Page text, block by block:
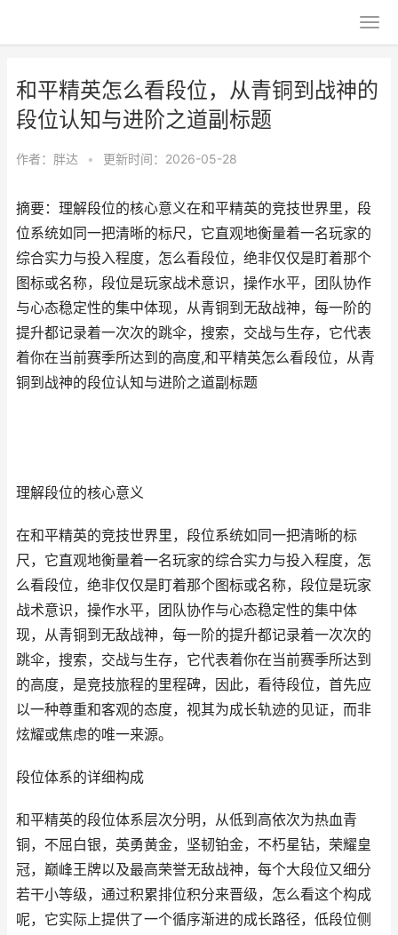
和平精英怎么看段位，从青铜到战神的
段位认知与进阶之道副标题
作者： 胖达 • 更新时间：2026-05-28
摘要：理解段位的核心意义在和平精英的竞技世界里，段
位系统如同一把清晰的标尺，它直观地衡量着一名玩家的
综合实力与投入程度，怎么看段位，绝非仅仅是盯着那个
图标或名称，段位是玩家战术意识，操作水平，团队协作
与心态稳定性的集中体现，从青铜到无敌战神，每一阶的
提升都记录着一次次的跳伞，搜索，交战与生存，它代表
着你在当前赛季所达到的高度,和平精英怎么看段位，从青
铜到战神的段位认知与进阶之道副标题
理解段位的核心意义
在和平精英的竞技世界里，段位系统如同一把清晰的标
尺，它直观地衡量着一名玩家的综合实力与投入程度，怎
么看段位，绝非仅仅是盯着那个图标或名称，段位是玩家
战术意识，操作水平，团队协作与心态稳定性的集中体
现，从青铜到无敌战神，每一阶的提升都记录着一次次的
跳伞，搜索，交战与生存，它代表着你在当前赛季所达到
的高度，是竞技旅程的里程碑，因此，看待段位，首先应
以一种尊重和客观的态度，视其为成长轨迹的见证，而非
炫耀或焦虑的唯一来源。
段位体系的详细构成
和平精英的段位体系层次分明，从低到高依次为热血青
铜，不屈白银，英勇黄金，坚韧铂金，不朽星钻，荣耀皇
冠，巅峰王牌以及最高荣誉无敌战神，每个大段位又细分
若干小等级，通过积累排位积分来晋级，怎么看这个构成
呢，它实际上提供了一个循序渐进的成长路径，低段位侧